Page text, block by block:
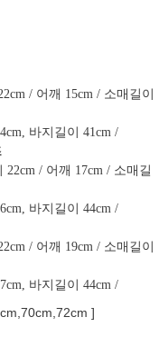
/ 어깨 15cm / 소매길이
바지길이 41cm /
/ 어깨 17cm / 소매길
바지길이 44cm /
/ 어깨 19cm / 소매길이
바지길이 44cm /
]